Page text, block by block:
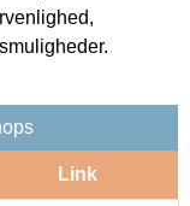
Link